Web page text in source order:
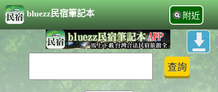
bluezz民宿筆記本 附近